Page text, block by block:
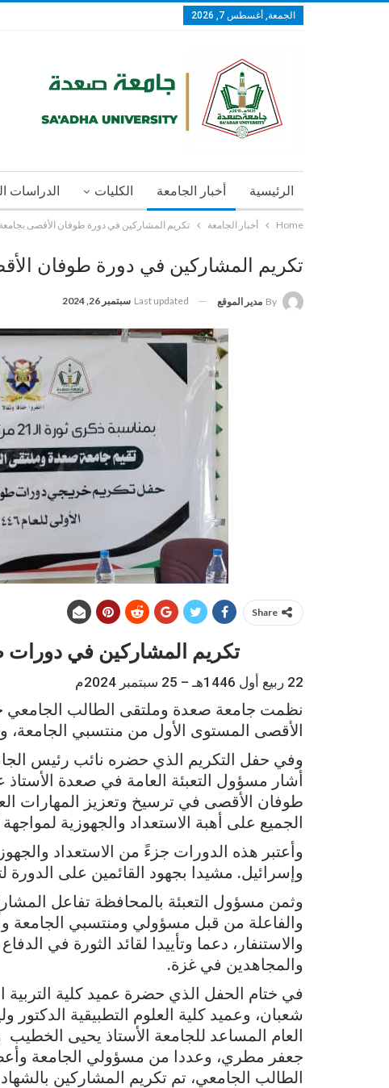
الجمعة, أغسطس 7, 2026
الرئيسية أخبار الجامعة الكليات الدراسات
Home أخبار الجامعة تكريم المشاركين في دورة طوفان الأقصى
تكريم المشاركين في دورة طوفان
By مدير الموقع Last updated سبتمبر 26, 2024
Share
تكريم المشاركين في
22 ربيع أول 1446هـ – 25 سبتمبر 2024م
نظمت جامعة صعدة وملتقى الطالب
الأقصى المستوى الأول من منتسبي الجامعة، وذلك بمناسبة
وفي حفل التكريم الذي حضره نائب رئيس
أشار مسؤول التعبئة العامة في صعدة الأستاذ
طوفان الأقصى في ترسيخ وتعزيز المهارات
الجميع على أهبة الاستعداد والجهوزية لمواجهة
وأعتبر هذه الدورات جزءً من الاستعداد
وإسرائيل. مشيدا بجهود القائمين على الدورة
وثمن مسؤول التعبئة بالمحافظة تفاعل
والفاعلة من قبل مسؤولي ومنتسبي الجامعة
والاستنفار، دعما وتأييدا لقائد الثورة في
والمجاهدين في غزة.
في ختام الحفل الذي حضرة عميد كلية التربية
شعبان، وعميد كلية العلوم التطبيقية الدكتور
العام المساعد للجامعة الأستاذ يحيى
جعفر مطري، وعددا من مسؤولي الجامعة
الطالب الجامعي، تم تكريم المشاركين